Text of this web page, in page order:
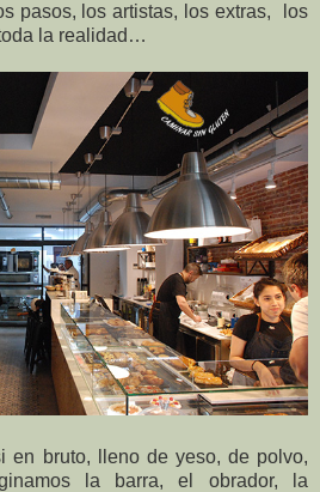
pasos, los artistas, los extras, los
la realidad…
en bruto, lleno de yeso, de polvo,
la barra, el obrador, la